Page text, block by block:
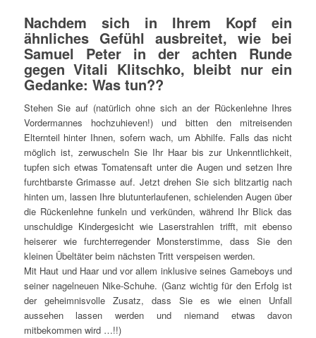
Nachdem sich in Ihrem Kopf ein
ähnliches Gefühl ausbreitet, wie bei
Samuel Peter in der achten Runde
gegen Vitali Klitschko, bleibt nur ein
Gedanke: Was tun??
Stehen Sie auf (natürlich ohne sich an der Rückenlehne Ihres
Vordermannes hochzuhieven!) und bitten den mitreisenden
Elternteil hinter Ihnen, sofern wach, um Abhilfe. Falls das nicht
möglich ist, zerwuscheln Sie Ihr Haar bis zur Unkenntlichkeit,
tupfen sich etwas Tomatensaft unter die Augen und setzen Ihre
furchtbarste Grimasse auf. Jetzt drehen Sie sich blitzartig nach
hinten um, lassen Ihre blutunterlaufenen, schielenden Augen über
die Rückenlehne funkeln und verkünden, während Ihr Blick das
unschuldige Kindergesicht wie Laserstrahlen trifft, mit ebenso
heiserer wie furchterregender Monsterstimme, dass Sie den
kleinen Übeltäter beim nächsten Tritt verspeisen werden.
Mit Haut und Haar und vor allem inklusive seines Gameboys und
seiner nagelneuen Nike-Schuhe. (Ganz wichtig für den Erfolg ist
der geheimnisvolle Zusatz, dass Sie es wie einen Unfall
aussehen lassen werden und niemand etwas davon
mitbekommen wird …!!)